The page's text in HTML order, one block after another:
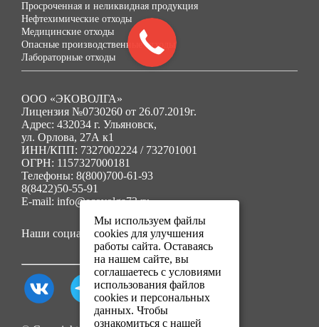
Просроченная и неликвидная продукция
Нефтехимические отходы
Медицинские отходы
Опасные производственные отходы
Лабораторные отходы
ООО «ЭКОВОЛГА»
Лицензия №0730260 от 26.07.2019г.
Адрес: 432034 г. Ульяновск,
ул. Орлова, 27А к1
ИНН/КПП: 7327002224 / 732701001
ОГРН: 1157327000181
Телефоны: 8(800)700-61-93
8(8422)50-55-91
E-mail: info@ecovolga73.ru
Наши социальные сети:
Мы используем файлы
cookies для улучшения
работы сайта. Оставаясь
на нашем сайте, вы
соглашаетесь с условиями
использования файлов
cookies и персональных
данных. Чтобы
ознакомиться с нашей